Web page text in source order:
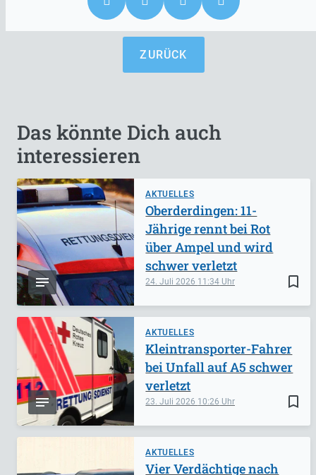
ZURÜCK
Das könnte Dich auch
interessieren
AKTUELLES
bookmark_border
24. Juli 2026 11:34
Oberderdingen: 11-
Jährige rennt bei Rot
über Ampel und wird
schwer verletzt
AKTUELLES
bookmark_border
23. Juli 2026 10:26
Kleintransporter-Fahrer
bei Unfall auf A5 schwer
verletzt
AKTUELLES
Vier Verdächtige nach